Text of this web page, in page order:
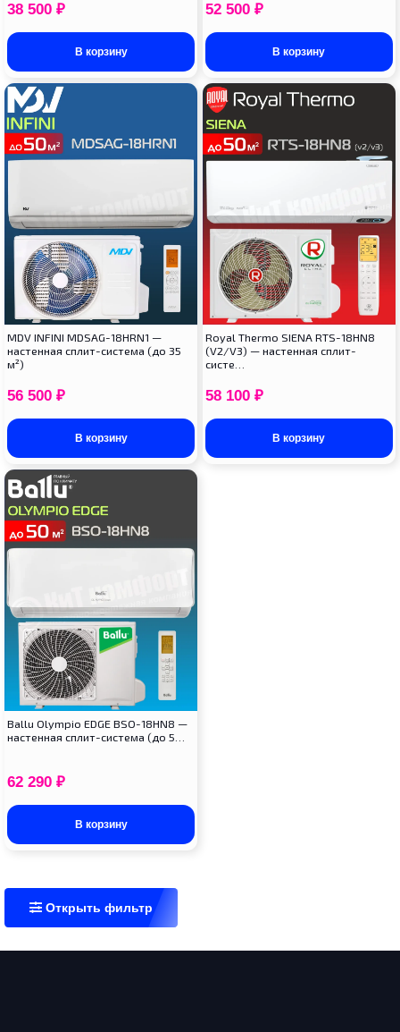
38 500 ₽
В корзину
52 500 ₽
В корзину
MDV INFINI MDSAG-18HRN1 —
настенная сплит-система (до 35
м²)
56 500 ₽
В корзину
Royal Thermo SIENA RTS-18HN8
(V2/V3) — настенная сплит-
систе…
58 100 ₽
В корзину
Ballu Olympio EDGE BSO-18HN8 —
настенная сплит-система (до 5…
62 290 ₽
В корзину
Открыть фильтр